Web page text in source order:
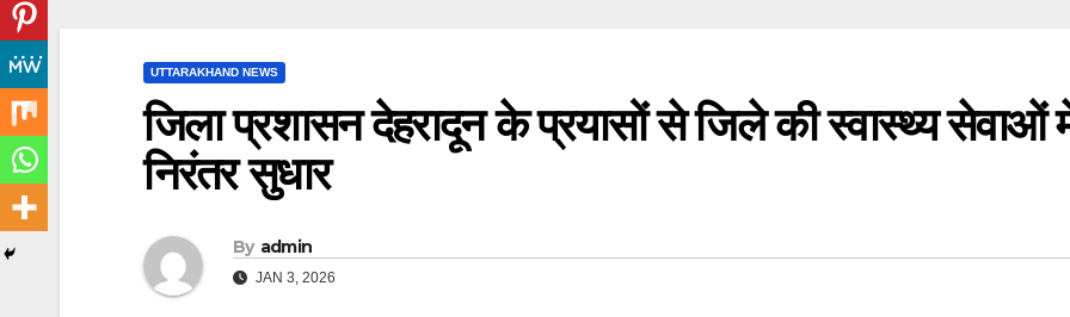
UTTARAKHAND NEWS
जिला प्रशासन देहरादून के प्रयासों से जिले की स्वास्थ्य सेवाओं
निरंतर सुधार
By admin
JAN 3, 2026